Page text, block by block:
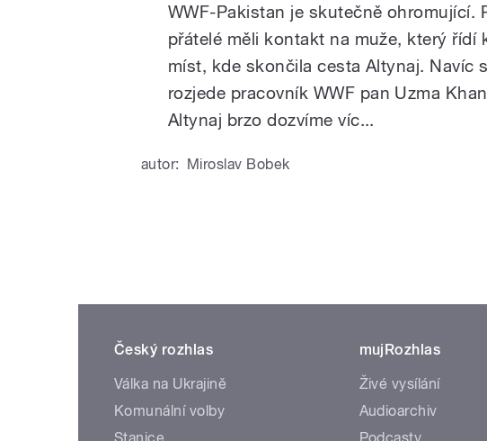
WWF-Pakistan je skutečně ohromující.
přátelé měli kontakt na muže, který řídí
míst, kde skončila cesta Altynaj. Navíc
rozjede pracovník WWF pan Uzma
Altynaj brzo dozvíme víc...
autor: Miroslav Bobek
Český rozhlas
Válka na Ukrajině
Komunální volby
mujRozhlas
Živé vysílání
Audioarchiv